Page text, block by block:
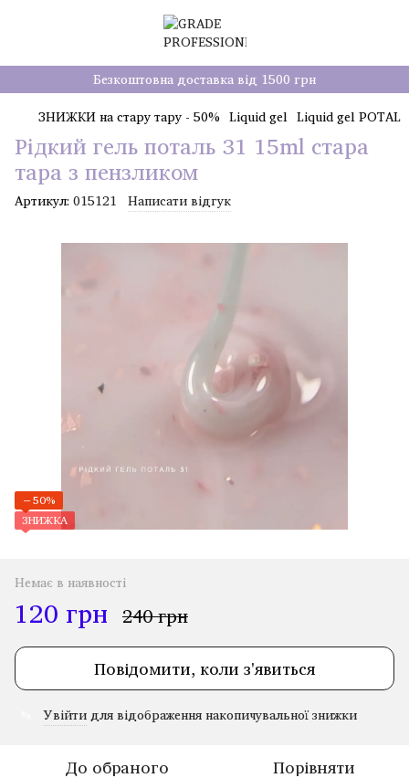
Безкоштовна доставка від 1500 грн
ЗНИЖКИ на стару тару - 50% Liquid gel Liquid gel POTAL
Рідкий гель поталь 31 15ml стара
тара з пензликом
Артикул: 015121 Написати відгук
−50%
ЗНИЖКА
Немає в наявності
120 грн 240 грн
Повідомити, коли з'явиться
Увійти для відображення накопичувальної знижки
До обраного Порівняти